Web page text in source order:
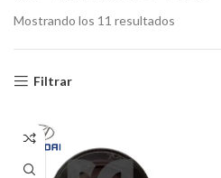
Mostrando los 11 resultados
Filtrar